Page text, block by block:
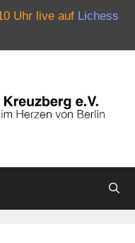
Uhr live auf Lichess